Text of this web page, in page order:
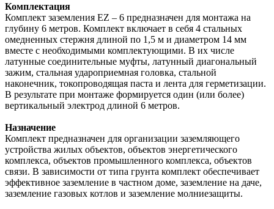
Комплектация
Комплект заземления EZ – 6 предназначен для монтажа на
глубину 6 метров. Комплект включает в себя 4 стальных
омедненных стержня длиной по 1,5 м и диаметром 14 мм
вместе с необходимыми комплектующими. В их числе
латунные соединительные муфты, латунный диагональный
зажим, стальная удароприемная головка, стальной
наконечник, токопроводящая паста и лента для герметизации.
В результате при монтаже формируется один (или более)
вертикальный электрод длиной 6 метров.
Назначение
Комплект предназначен для организации заземляющего
устройства жилых объектов, объектов энергетического
комплекса, объектов промышленного комплекса, объектов
связи. В зависимости от типа грунта комплект обеспечивает
эффективное заземление в частном доме, заземление на даче,
заземление газовых котлов и заземление молниезащиты.